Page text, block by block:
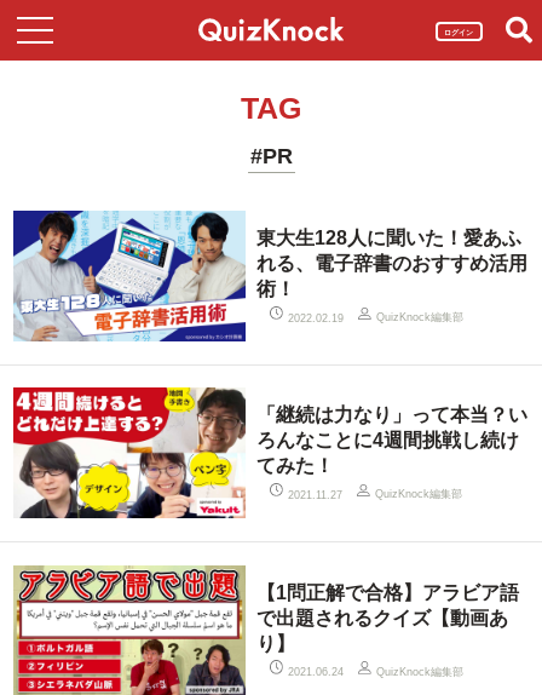
ログイン
TAG
#PR
東大生128人に聞いた！愛あふ
れる、電子辞書のおすすめ活用
術！
2022.02.19 QuizKnock編集部
「継続は力なり」って本当？い
ろんなことに4週間挑戦し続け
てみた！
2021.11.27 QuizKnock編集部
【1問正解で合格】アラビア語
で出題されるクイズ【動画あ
り】
2021.06.24 QuizKnock編集部